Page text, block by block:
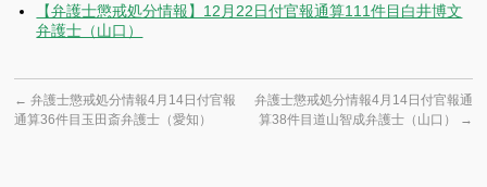
【弁護士懲戒処分情報】12月22日付官報通算111件目白井博文
弁護士（山口）
← 弁護士懲戒処分情報4月14日付官報
通算36件目玉田斎弁護士（愛知）
弁護士懲戒処分情報4月14日付官報通
算38件目道山智成弁護士（山口）
→